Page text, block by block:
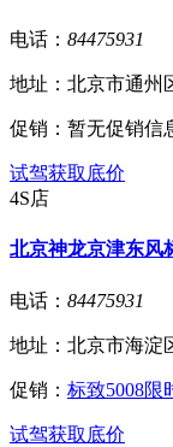
电话： 84475931
地址： 北京市通州
促销： 暂无促销信
试驾获取底价
4S店
北京神龙京津东风
电话： 84475931
地址： 北京市海淀
促销： 标致5008限
试驾获取底价